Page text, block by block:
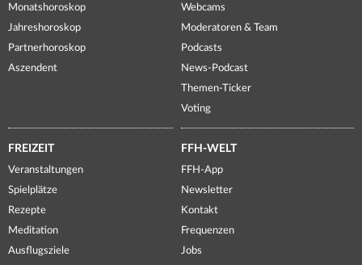
Monatshoroskop
Jahreshoroskop
Partnerhoroskop
Aszendent
Webcams
Moderatoren & Team
Podcasts
News-Podcast
Themen-Ticker
Voting
FREIZEIT
Veranstaltungen
Spielplätze
Rezepte
Meditation
Ausflugsziele
FFH-WELT
FFH-App
Newsletter
Kontakt
Frequenzen
Jobs